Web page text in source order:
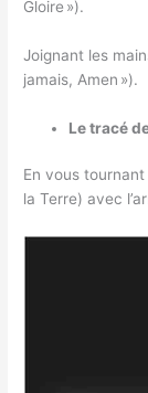
Gloire »).
Joignant les
jamais, Amen »).
Le tracé
En vous
la Terre) avec